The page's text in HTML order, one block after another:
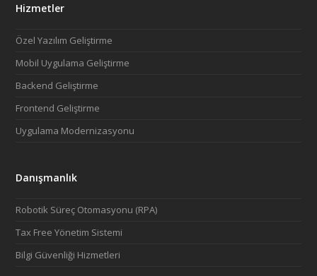
Hizmetler
Özel Yazılım Geliştirme
Mobil Uygulama Geliştirme
Backend Geliştirme
Frontend Geliştirme
Uygulama Modernizasyonu
Danışmanlık
Robotik Süreç Otomasyonu (RPA)
Tax Free Yönetim Sistemi
Bilgi Güvenliği Hizmetleri